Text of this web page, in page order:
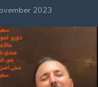
2023